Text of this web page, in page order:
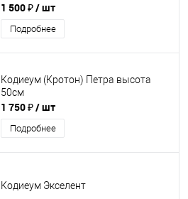
1 500 ₽/ шт
Подробнее
Кодиеум (Кротон) Петра высота
50см
1 750 ₽/ шт
Подробнее
Кодиеум Экселент